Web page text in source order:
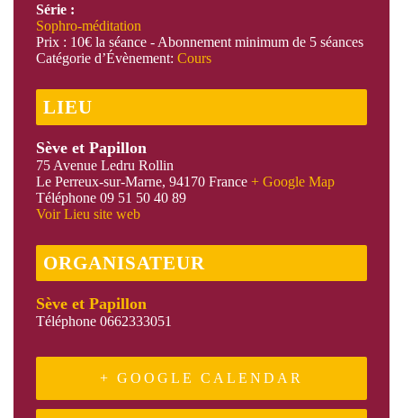
Série :
Sophro-méditation
Prix : 10€ la séance - Abonnement minimum de 5 séances
Catégorie d’Évènement: Cours
LIEU
Sève et Papillon
75 Avenue Ledru Rollin
Le Perreux-sur-Marne, 94170 France + Google Map
Téléphone 09 51 50 40 89
Voir Lieu site web
ORGANISATEUR
Sève et Papillon
Téléphone 0662333051
+ GOOGLE CALENDAR